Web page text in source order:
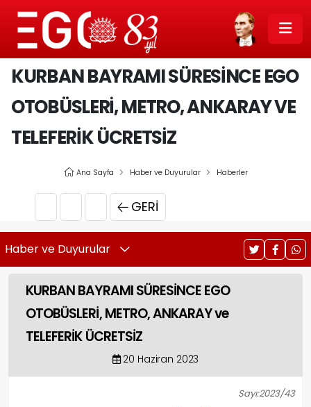
KURBAN BAYRAMI SÜRESİNCE EGO
OTOBÜSLERİ, METRO, ANKARAY VE
TELEFERİK ÜCRETSİZ
Ana Sayfa Haber ve Duyurular Haberler
GERI
Haber ve Duyurular
KURBAN BAYRAMI SÜRESİNCE EGO
OTOBÜSLERİ, METRO, ANKARAY ve
TELEFERİK ÜCRETSİZ
20 Haziran 2023
Sayı:2023/43